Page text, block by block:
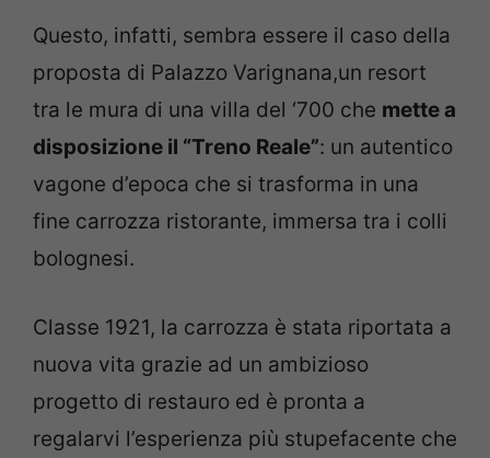
Questo, infatti, sembra essere il caso della
proposta di Palazzo Varignana,un resort
tra le mura di una villa del ‘700 che mette a
disposizione il “Treno Reale”: un autentico
vagone d’epoca che si trasforma in una
fine carrozza ristorante, immersa tra i colli
bolognesi.
Classe 1921, la carrozza è stata riportata a
nuova vita grazie ad un ambizioso
progetto di restauro ed è pronta a
regalarvi l’esperienza più stupefacente che